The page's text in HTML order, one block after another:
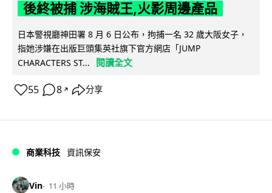
後終被捕 涉海賊王,火影周邊產品
日本警視廳神田署 8 月 6 日公布，拘捕一名 32 歲大阪女子，
指她涉嫌在出版巨頭集英社旗下官方網店「JUMP
CHARACTERS ST...
閱讀全文
55 8 ↗ 分享
商業科技 資訊保安
Vin 11 小時